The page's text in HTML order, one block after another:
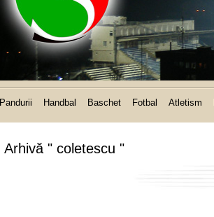
Pandurii Handbal Baschet Fotbal Atletism
Arhivă " coletescu "